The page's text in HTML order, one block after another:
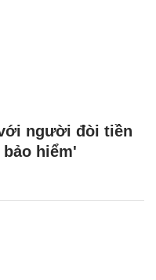
người đòi tiền
hiểm'